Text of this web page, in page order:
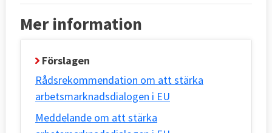
Mer information
Förslagen
Rådsrekommendation om att stärka
arbetsmarknadsdialogen i EU
Meddelande om att stärka